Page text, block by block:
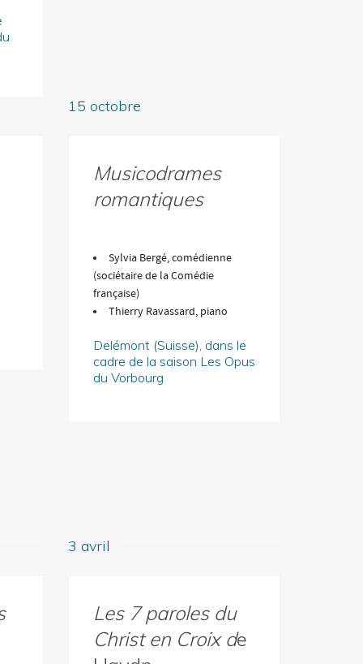
15 octobre
Musicodrames
romantiques
Sylvia Bergé, comédienne
(sociétaire de la Comédie
française)
Thierry Ravassard, piano
Delémont (Suisse), dans le
cadre de la saison Les Opus
du Vorbourg
3 avril
Les 7 paroles du
Christ en Croix de